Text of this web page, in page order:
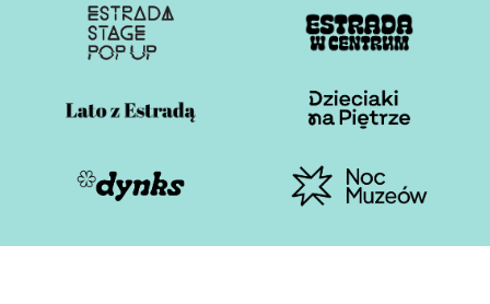
Otwiera stronę w nowej karcie Otwiera stronę w
Otwiera stronę w nowej karcie Otwiera stronę w
Otwiera stronę w nowej karcie Otwiera stronę w